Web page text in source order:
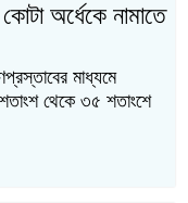
অর্ধেকে নামাতে
মাধ্যমে
থেকে ৩৫ শতাংশে